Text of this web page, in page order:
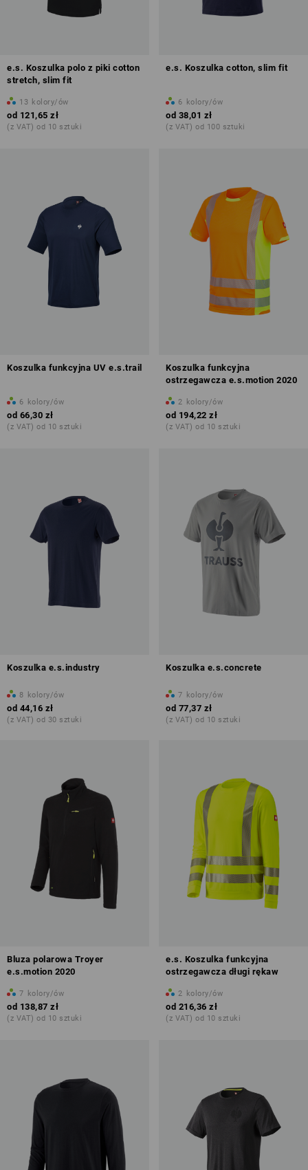
e.s. Koszulka polo z piki cotton
stretch, slim fit
13 kolory/ów
od 121,65 zł
(z VAT) od 10 sztuki
e.s. Koszulka cotton, slim fit
6 kolory/ów
od 38,01 zł
(z VAT) od 100 sztuki
Koszulka funkcyjna UV e.s.trail
6 kolory/ów
od 66,30 zł
(z VAT) od 10 sztuki
Koszulka funkcyjna
ostrzegawcza e.s.motion 2020
2 kolory/ów
od 194,22 zł
(z VAT) od 10 sztuki
Koszulka e.s.industry
8 kolory/ów
od 44,16 zł
(z VAT) od 30 sztuki
Koszulka e.s.concrete
7 kolory/ów
od 77,37 zł
(z VAT) od 10 sztuki
Bluza polarowa Troyer
e.s.motion 2020
7 kolory/ów
od 138,87 zł
(z VAT) od 10 sztuki
e.s. Koszulka funkcyjna
ostrzegawcza długi rękaw
2 kolory/ów
od 216,36 zł
(z VAT) od 10 sztuki